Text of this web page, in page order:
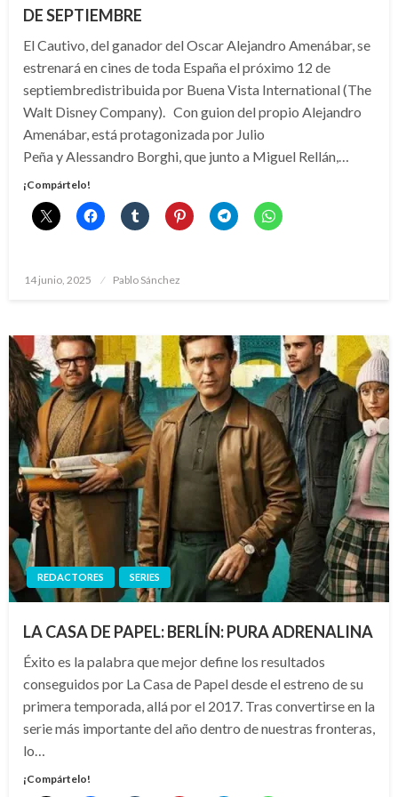
DE SEPTIEMBRE
El Cautivo, del ganador del Oscar Alejandro Amenábar, se
estrenará en cines de toda España el próximo 12 de
septiembredistribuida por Buena Vista International (The
Walt Disney Company). Con guion del propio Alejandro
Amenábar, está protagonizada por Julio
Peña y Alessandro Borghi, que junto a Miguel Rellán,…
¡Compártelo!
Publicado
14 junio, 2025 Pablo Sánchez
REDACTORES SERIES
LA CASA DE PAPEL: BERLÍN: PURA ADRENALINA
Éxito es la palabra que mejor define los resultados
conseguidos por La Casa de Papel desde el estreno de su
primera temporada, allá por el 2017. Tras convertirse en la
serie más importante del año dentro de nuestras fronteras,
lo…
¡Compártelo!